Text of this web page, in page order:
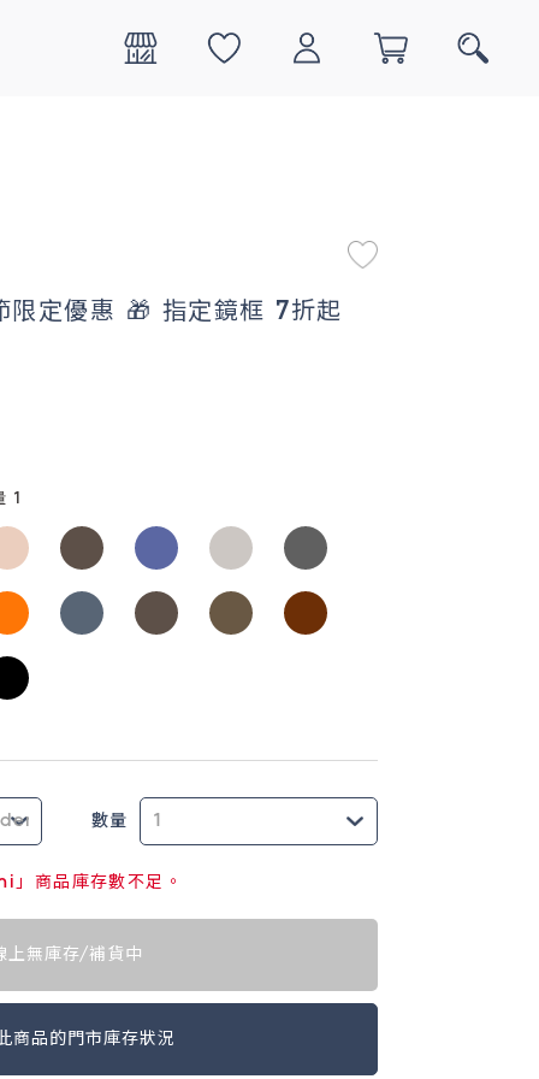
0
限定優惠 🎁 指定鏡框 7折起
1
數量
商品庫存數不足。
上無庫存/補貨中
商品的門市庫存狀況